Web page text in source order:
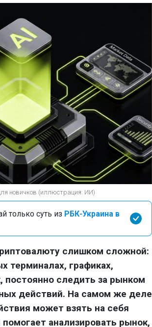
новичков (иллюстрация: ИИ)
только суть из РБК-Украина в
слишком сложной:
терминалах, графиках,
постоянно следить за рынком
действий. На самом же деле
может взять на себя
анализировать рынок,